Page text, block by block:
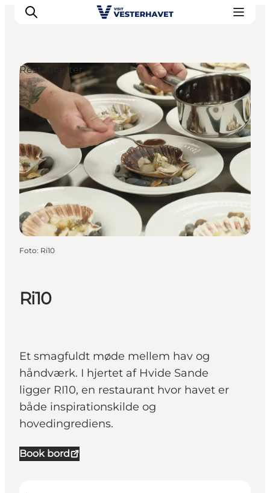
Det sker
Oplevelser
Vores Byer
Mad & Overnatning
Køb billet
Planlæg din ferie
Ri10
Et smagfuldt møde mellem hav og
håndværk. I hjertet af Hvide Sande
ligger RI10, en restaurant hvor havet er
både inspirationskilde og
hovedingrediens.
Book bord
Restauranter
Foto: Ri10